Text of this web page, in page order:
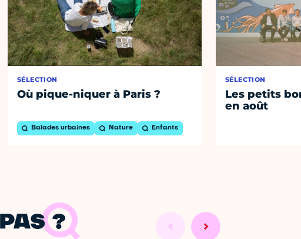
SÉLECTION
Où pique-niquer à Paris ?
Balades urbaines Nature Enfants
SÉLECTION
Les petits
en août
?